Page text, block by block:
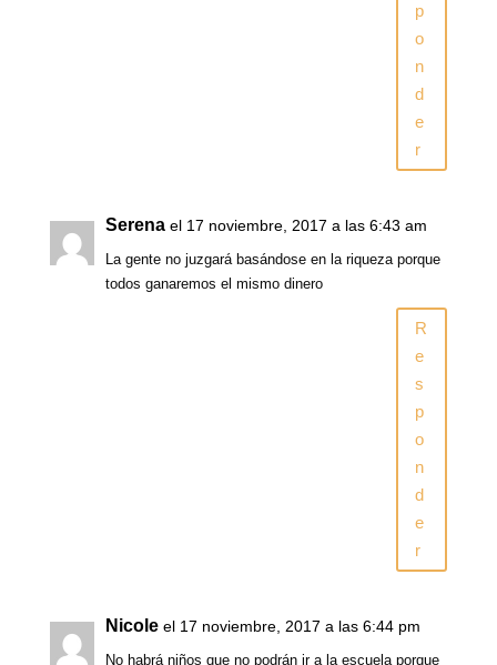
p
o
n
d
e
r
Serena el 17 noviembre, 2017 a las 6:43 am
La gente no juzgará basándose en la riqueza porque
todos ganaremos el mismo dinero
R
e
s
p
o
n
d
e
r
Nicole el 17 noviembre, 2017 a las 6:44 pm
No habrá niños que no podrán ir a la escuela porque